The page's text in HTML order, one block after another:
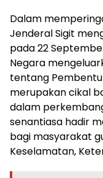
Dalam
Jenderal Sigit
pada 22
Negara
tentang
merupakan cikal
dalam
senantiasa hadir
bagi masyarakat
Keselamatan,